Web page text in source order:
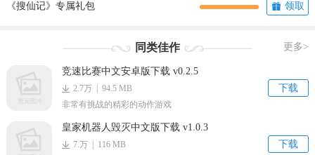
领取
《搜仙记》专属礼包
更多>
同类佳作
竞速比赛中文安卓版下载 v0.2.5
下载
2.7万 | 94.5 MB
非常有挑战的精彩的动作游戏
皇家机器人毁灭中文版下载 v1.0.3
下载
7.万 | 116 MB